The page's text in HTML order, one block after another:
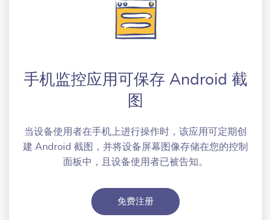
手机监控应用可保存 Android 截
图
当设备使用者在手机上进行操作时，该应用可定期创
建 Android 截图，并将设备屏幕图像存储在您的控制
面板中，且设备使用者已被告知。
免费注册